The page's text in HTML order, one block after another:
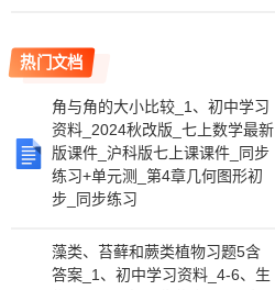
热门文档
角与角的大小比较_1、初中学习
资料_2024秋改版_七上数学最新
版课件_沪科版七上课课件_同步
练习+单元测_第4章几何图形初
步_同步练习
藻类、苔藓和蕨类植物习题5含
答案_1、初中学习资料_4-6、生